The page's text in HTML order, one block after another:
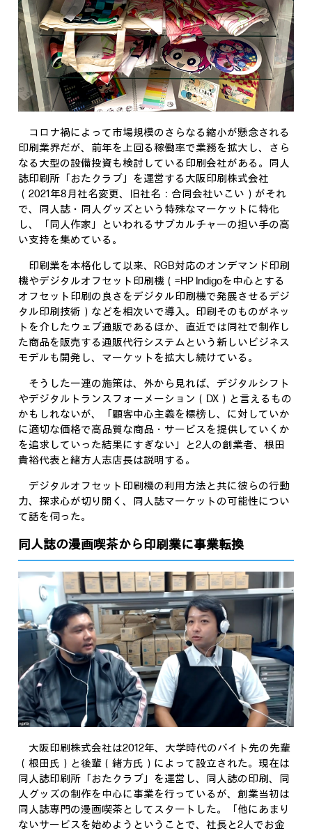
コロナ禍によって市場規模のさらなる縮小が懸念される
印刷業界だが、前年を上回る稼働率で業務を拡大し、さら
なる大型の設備投資も検討している印刷会社がある。同人
誌印刷所「おたクラブ」を運営する大阪印刷株式会社
（2021年8月社名変更、旧社名：合同会社いこい）がそれ
で、同人誌・同人グッズという特殊なマーケットに特化
し、「同人作家」といわれるサブカルチャーの担い手の高
い支持を集めている。
印刷業を本格化して以来、RGB対応のオンデマンド印刷
機やデジタルオフセット印刷機（=HP Indigoを中心とする
オフセット印刷の良さをデジタル印刷機で発展させるデジ
タル印刷技術）などを相次いで導入。印刷そのものがネッ
トを介したウェブ通販であるほか、直近では同社で制作し
た商品を販売する通販代行システムという新しいビジネス
モデルも開発し、マーケットを拡大し続けている。
そうした一連の施策は、外から見れば、デジタルシフト
やデジタルトランスフォーメーション（DX）と言えるもの
かもしれないが、「顧客中心主義を標榜し、に対していか
に適切な価格で高品質な商品・サービスを提供していくか
を追求していった結果にすぎない」と2人の創業者、根田
貴裕代表と緒方人志店長は説明する。
デジタルオフセット印刷機の利用方法と共に彼らの行動
力、探求心が切り開く、同人誌マーケットの可能性につい
て話を伺った。
同人誌の漫画喫茶から印刷業に事業転換
大阪印刷株式会社は2012年、大学時代のバイト先の先輩
（根田氏）と後輩（緒方氏）によって設立された。現在は
同人誌印刷所「おたクラブ」を運営し、同人誌の印刷、同
人グッズの制作を中心に事業を行っているが、創業当初は
同人誌専門の漫画喫茶としてスタートした。「他にあまり
ないサービスを始めようということで、社長と2人でお金